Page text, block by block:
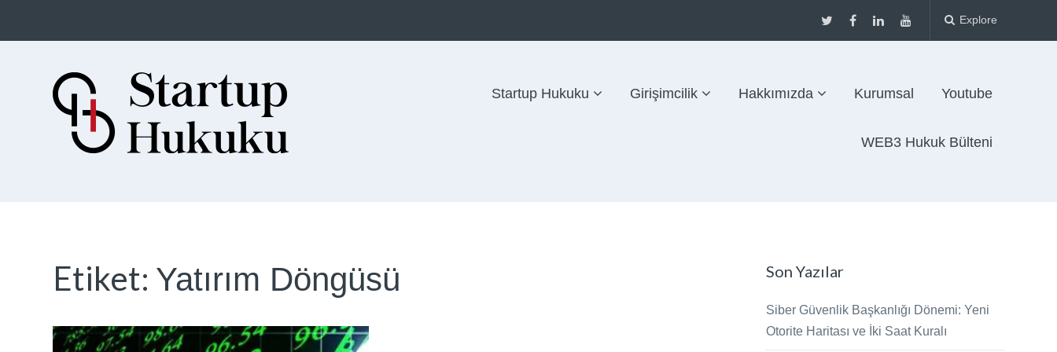
Explore
Startup Hukuku Girişimcilik Hakkımızda Kurumsal Youtube
WEB3 Hukuk Bülteni
Etiket: Yatırım Döngüsü Son Yazılar
Siber Güvenlik Başkanlığı Dönemi: Yeni
Otorite Haritası ve İki Saat Kuralı